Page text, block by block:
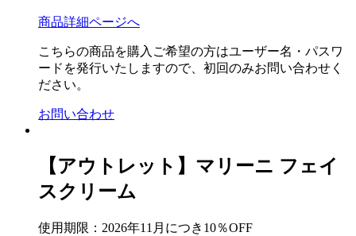
商品詳細ページへ
こちらの商品を購入ご希望の方はユーザー名・パスワ
ードを発行いたしますので、初回のみお問い合わせく
ださい。
お問い合わせ
【アウトレット】マリーニ フェイ
スクリーム
使用期限：2026年11月につき10％OFF